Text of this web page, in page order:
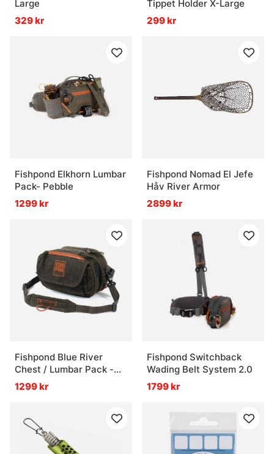
Large
329 kr
Tippet Holder X-Large
299 kr
Fishpond Elkhorn Lumbar
Pack- Pebble
1299 kr
Fishpond Nomad El Jefe
Håv River Armor
2899 kr
Fishpond Blue River
Chest / Lumbar Pack -
Peat Moss
1299 kr
Fishpond Switchback
Wading Belt System 2.0
1799 kr